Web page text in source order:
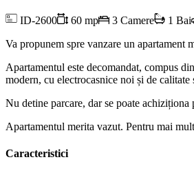
ID-2600 60 mp 3 Camere 1 Bai
Va propunem spre vanzare un apartament
Apartamentul este decomandat, compus
modern, cu electrocasnice noi și de calitate
Nu detine parcare, dar se poate achiziționa
Apartamentul merita vazut. Pentru mai
Caracteristici